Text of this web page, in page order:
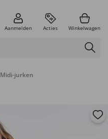
Aanmelden Acties Winkelwagen
Midi-jurken